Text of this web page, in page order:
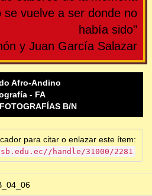
se vuelve a ser donde no
había sido"
y Juan García Salazar
Afro-Andino
- FA
B/N
para citar o enlazar este ítem:
handle/31000/2281